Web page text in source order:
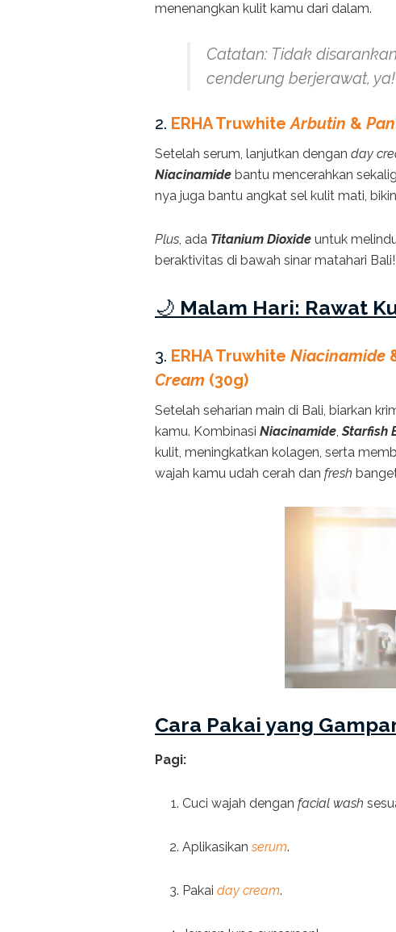
menenangkan kulit kamu dari dalam.
Catatan: Tidak
cenderung berjerawat, ya!
2. ERHA TruwhiteArbutin &
Setelah serum, lanjutkan dengan day
Niacinamide bantu mencerahkan
nya juga bantu angkat sel kulit mati,
Plus, ada Titanium Dioxide untuk
beraktivitas di bawah sinar matahari Bali!
🌙 Malam Hari: Rawat
3. ERHA Truwhite Niacinamide
Cream (30g)
Setelah seharian main di Bali, biarkan
kamu. Kombinasi Niacinamide, Starfish
kulit, meningkatkan kolagen, serta
wajah kamu udah cerah dan fresh
Cara Pakai yang
Pagi:
Cuci wajah denganfacial wash
Aplikasikanserum.
Pakaiday cream.